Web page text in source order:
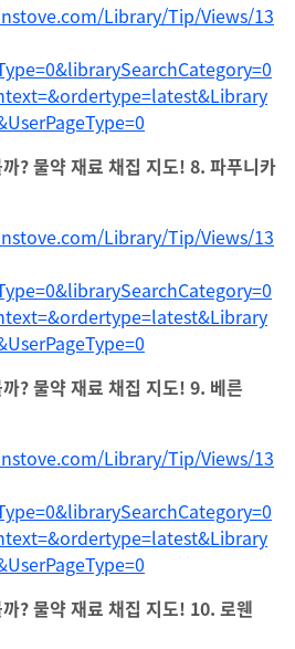
Library/Tip/Views/13
? 물약 재료 채집 지도! 8. 파푸니카
Library/Tip/Views/13
? 물약 재료 채집 지도! 9. 베른
Library/Tip/Views/13
? 물약 재료 채집 지도! 10. 로웬